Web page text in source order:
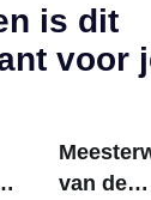
is dit
voor
van de